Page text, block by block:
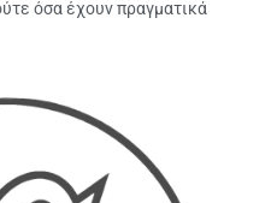
όσα έχουν πραγματικά